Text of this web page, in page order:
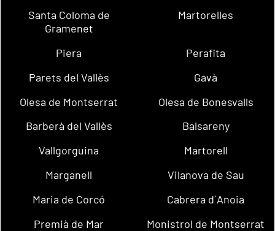
Santa Coloma de
Gramenet
Martorelles
Piera
Perafita
Parets del Vallès
Gavà
Olesa de Montserrat
Olesa de Bonesvalls
Barberà del Vallès
Balsareny
Vallgorguina
Martorell
Marganell
Vilanova de Sau
Maria de Corcó
Cabrera d´Anoia
Premià de Mar
Monistrol de Montserrat